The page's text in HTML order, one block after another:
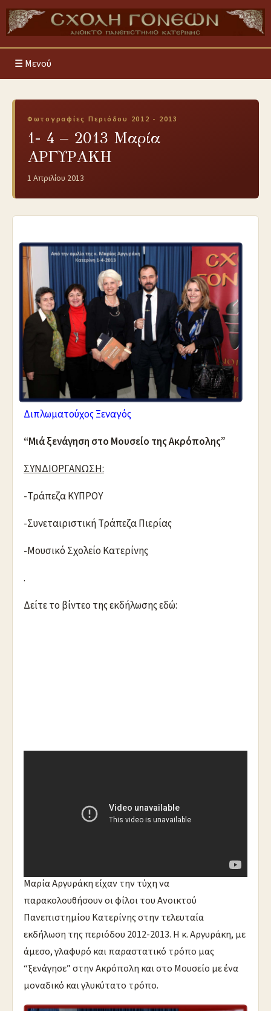
Μενού
Φωτογραφίες Περιόδου 2012 - 2013
1- 4 – 2013 Μαρία
ΑΡΓΥΡΑΚΗ
1 Απριλίου 2013
Διπλωματούχος Ξεναγός
“Μιά ξενάγηση στο Μουσείο της Ακρόπολης”
ΣΥΝΔΙΟΡΓΑΝΩΣΗ:
-Τράπεζα ΚΥΠΡΟΥ
-Συνεταιριστική Τράπεζα Πιερίας
-Μουσικό Σχολείο Κατερίνης
.
Δείτε το βίντεο της εκδήλωσης εδώ:
Μαρία Αργυράκη είχαν την τύχη να
παρακολουθήσουν οι φίλοι του Ανοικτού
Πανεπιστημίου Κατερίνης στην τελευταία
εκδήλωση της περιόδου 2012-2013. Η κ. Αργυράκη, με
άμεσο, γλαφυρό και παραστατικό τρόπο μας
“ξενάγησε” στην Ακρόπολη και στο Μουσείο με ένα
μοναδικό και γλυκύτατο τρόπο.